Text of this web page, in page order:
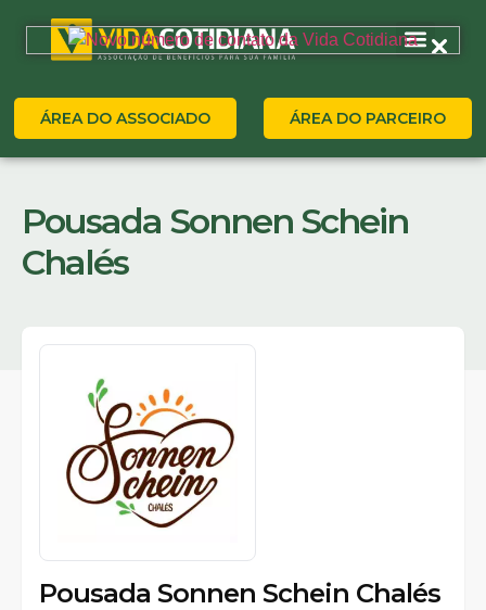
ÁREA DO ASSOCIADO ÁREA DO PARCEIRO
Pousada Sonnen Schein
Chalés
Pousada Sonnen Schein Chalés